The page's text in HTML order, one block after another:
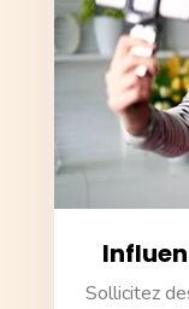
Sollicitez